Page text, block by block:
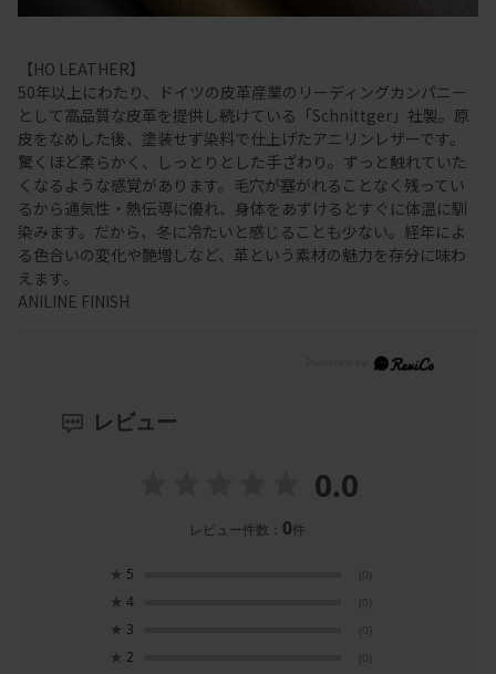
【HO LEATHER】
50年以上にわたり、ドイツの皮革産業のリーディングカンパニー
として高品質な皮革を提供し続けている「Schnittger」社製。原
皮をなめした後、塗装せず染料で仕上げたアニリンレザーです。
驚くほど柔らかく、しっとりとした手ざわり。ずっと触れていた
くなるような感覚があります。毛穴が塞がれることなく残ってい
るから通気性・熱伝導に優れ、身体をあずけるとすぐに体温に馴
染みます。だから、冬に冷たいと感じることも少ない。経年によ
る色合いの変化や艶増しなど、革という素材の魅力を存分に味わ
えます。
ANILINE FINISH
レビュー
0.0
レビュー件数： 0件
★ 5 (0)
★ 4 (0)
★ 3 (0)
★ 2 (0)